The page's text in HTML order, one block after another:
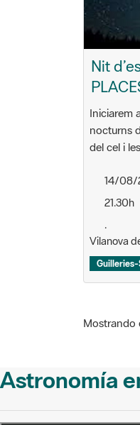
Nit
Iniciarem
nocturns
del cel i
14/08/
21.30h
.
Vilanova
Guilleries-
Mostrando
Astronomía